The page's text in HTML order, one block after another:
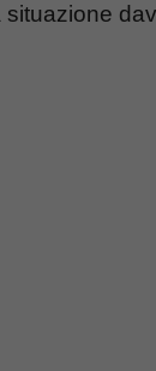
situazione